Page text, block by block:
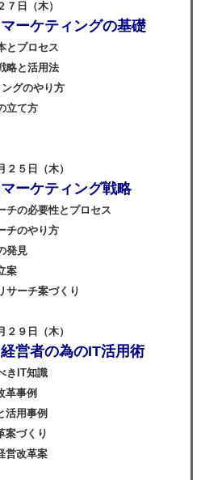
日（木）
ーケティングの基礎
とプロセス
と活用法
グのやり方
立て方
５日（木）
ーケティング戦略
チの必要性とプロセス
のやり方
見
案
サーチ案づくり
９日（木）
営者の為のIT活用術
きIT知識
事例
用事例
案づくり
営改革案